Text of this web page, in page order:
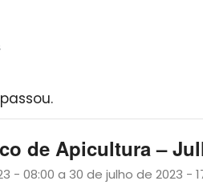
de Apicultura –
- 08:00 a 30 de julho de 2023 -